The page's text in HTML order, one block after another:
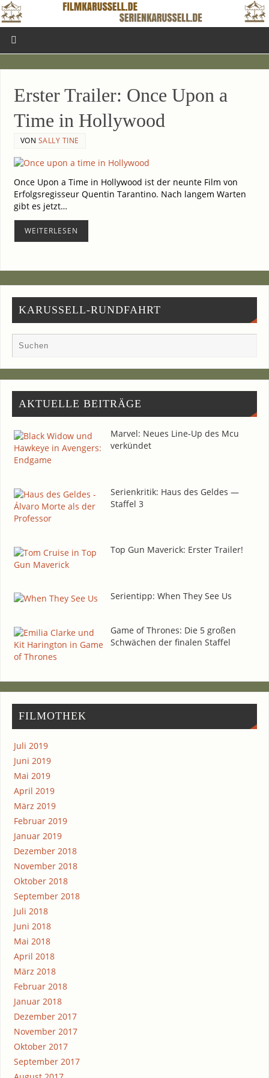
Ers­ter Trai­ler: Once Upon a
Time in Hollywood
VON SALLY TINE
Once Upon a Time in Hol­ly­wood ist der neun­te Film von
Erfolgs­re­gis­seur Quen­tin Taran­ti­no. Nach lan­gem War­ten
gibt es jetzt…
WEI­TER­LE­SEN
KARUSSELL-RUNDFAHRT
AKTU­EL­LE BEITRÄGE
Mar­vel: Neu­es Line-Up des Mcu
verkündet
Seri­en­kri­tik: Haus des Gel­des —
Staf­fel 3
Top Gun Maverick: Ers­ter Trailer!
Seri­en­tipp: When They See Us
Game of Thro­nes: Die 5 gro­ßen
Schwä­chen der fina­len Staffel
FIL­MO­THEK
Juli 2019
Juni 2019
Mai 2019
April 2019
März 2019
Februar 2019
Januar 2019
Dezember 2018
November 2018
Oktober 2018
September 2018
Juli 2018
Juni 2018
Mai 2018
April 2018
März 2018
Februar 2018
Januar 2018
Dezember 2017
November 2017
Oktober 2017
September 2017